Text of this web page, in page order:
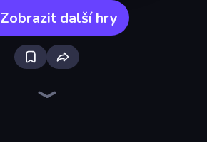
Zobrazit další hry